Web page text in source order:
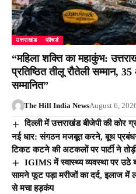
उत्तराखंड फीचर्ड
“महिला शक्ति का महाकुंभ:
प्रतिष्ठित तीलू रौतेली सम्मान, 35
सम्मानित”
The Hill India NewsAugust 6,
दिल्ली में उत्तराखंड बीजेपी की कोर
नई धार: संगठन मजबूत करने, बूथ
टिकट कटने की अटकलों पर पार्टी ने तोड़ी
IGIMS में स्वास्थ्य व्यवस्था पर उठे
सामने फूट पड़ा मरीजों का दर्द, इलाज में
से मचा हड़कंप